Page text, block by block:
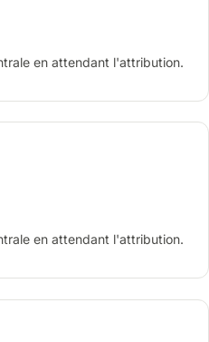
en attendant l'attribution.
en attendant l'attribution.